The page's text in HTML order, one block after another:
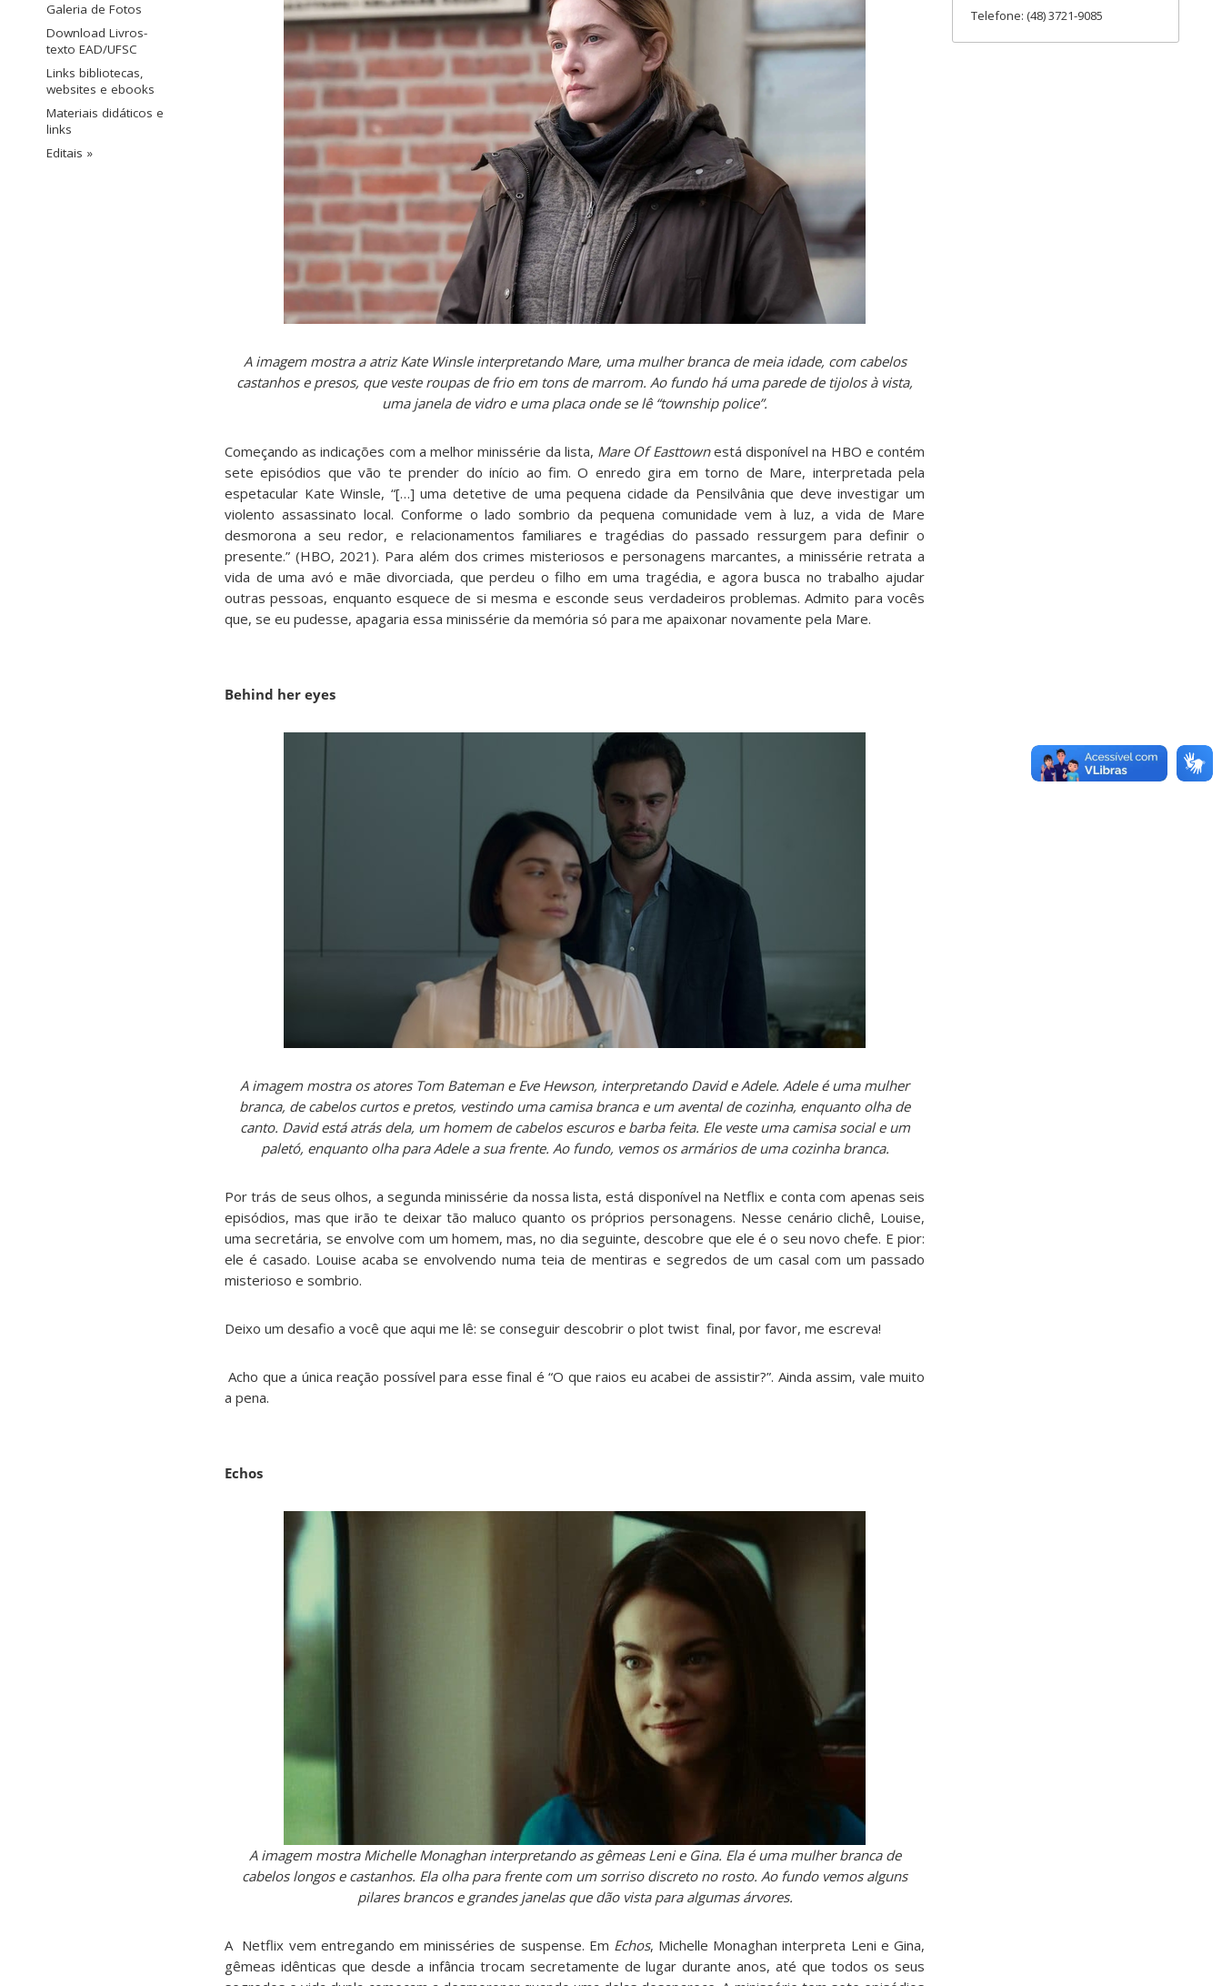
Galeria de Fotos
Download Livros-
texto EAD/UFSC
Links bibliotecas,
websites e ebooks
Materiais didáticos e
links
Editais »
A imagem mostra a atriz Kate Winsle interpretando Mare, uma mulher branca de meia idade, com cabelos
castanhos e presos, que veste roupas de frio em tons de marrom. Ao fundo há uma parede de tijolos à vista,
uma janela de vidro e uma placa onde se lê “township police”.
Começando as indicações com a melhor minissérie da lista, Mare Of Easttownestá disponível na HBO e contém
sete episódios que vão te prender do início ao fim. O enredo gira em torno de Mare, interpretada pela
espetacular Kate Winsle, “[…] uma detetive de uma pequena cidade da Pensilvânia que deve investigar um
violento assassinato local. Conforme o lado sombrio da pequena comunidade vem à luz, a vida de Mare
desmorona a seu redor, e relacionamentos familiares e tragédias do passado ressurgem para definir o
presente.” (HBO, 2021). Para além dos crimes misteriosos e personagens marcantes, a minissérie retrata a
vida de uma avó e mãe divorciada, que perdeu o filho em uma tragédia, e agora busca no trabalho ajudar
outras pessoas, enquanto esquece de si mesma e esconde seus verdadeiros problemas. Admito para vocês
que, se eu pudesse, apagaria essa minissérie da memória só para me apaixonar novamente pela Mare.
Behind her eyes
A imagem mostra os atores Tom Bateman e Eve Hewson, interpretando David e Adele. Adele é uma mulher
branca, de cabelos curtos e pretos, vestindo uma camisa branca e um avental de cozinha, enquanto olha de
canto. David está atrás dela, um homem de cabelos escuros e barba feita. Ele veste uma camisa social e um
paletó, enquanto olha para Adele a sua frente. Ao fundo, vemos os armários de uma cozinha branca.
Por trás de seus olhos, a segunda minissérie da nossa lista, está disponível na Netflix e conta com apenas seis
episódios, mas que irão te deixar tão maluco quanto os próprios personagens. Nesse cenário clichê, Louise,
uma secretária, se envolve com um homem, mas, no dia seguinte, descobre que ele é o seu novo chefe. E pior:
ele é casado. Louise acaba se envolvendo numa teia de mentiras e segredos de um casal com um passado
misterioso e sombrio.
Deixo um desafio a você que aqui me lê: se conseguir descobrir o plot twist final, por favor, me escreva!
Acho que a única reação possível para esse final é “O que raios eu acabei de assistir?”. Ainda assim, vale muito
a pena.
Echos
A imagem mostra Michelle Monaghan interpretando as gêmeas Leni e Gina. Ela é uma mulher branca de
cabelos longos e castanhos. Ela olha para frente com um sorriso discreto no rosto. Ao fundo vemos alguns
pilares brancos e grandes janelas que dão vista para algumas árvores.
A Netflix vem entregando em minisséries de suspense. Em Echos, Michelle Monaghan interpreta Leni e Gina,
gêmeas idênticas que desde a infância trocam secretamente de lugar durante anos, até que todos os seus
Telefone: (48) 3721-9085